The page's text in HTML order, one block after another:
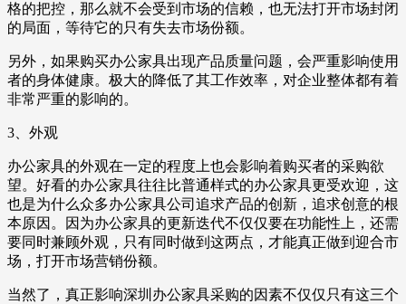
格的把控，那么就不会受到市场的信赖，也无法打开市场封闭
的局面，等待它的只有失去市场份额。
另外，如果购买办公家具出现产品质量问题，会严重影响使用
者的身体健康。极大的降低了其工作效率，对企业整体都有着
非常严重的影响的。
3、外观
办公家具的外观在一定的程度上也会影响着购买者的采购欲
望。好看的办公家具往往比普通样式的办公家具更受欢迎，这
也是为什么众多办公家具公司追求产品的创新，追求创意的根
本原因。因为办公家具的更新迭代不仅仅要在功能性上，还需
要同时兼顾外观，只有同时做到这两点，才能真正做到迎合市
场，打开市场营销份额。
当然了，真正影响深圳办公家具采购的因素不仅仅只有这三个